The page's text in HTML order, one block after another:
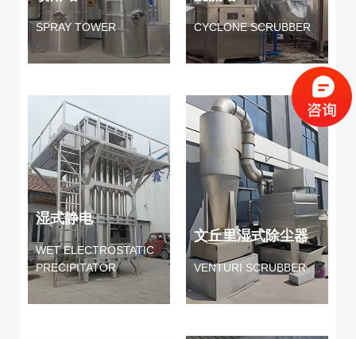
SPRAY TOWER CYCLONE SCRUBBER
湿式静电
WET ELECTROSTATIC
PRECIPITATOR
文丘里湿式除尘器
VENTURI SCRUBBER